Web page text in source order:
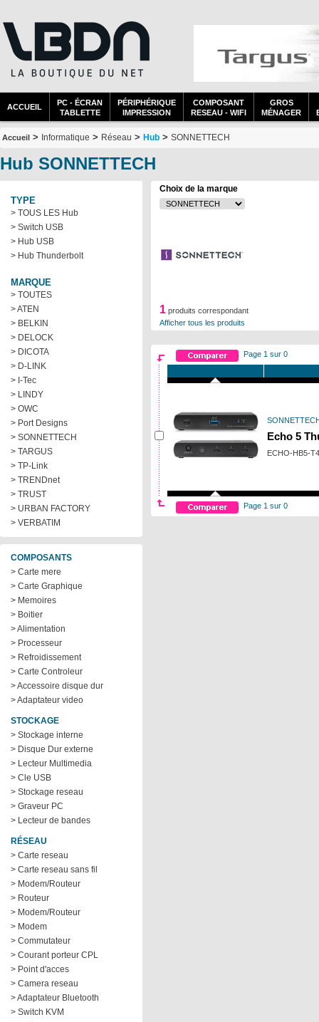
ACCUEIL
PC - ÉCRAN
TABLETTE
PÉRIPHÉRIQUE
IMPRESSION
COMPOSANT
RESEAU - WIFI
GROS
MÉNAGER
Accueil > Informatique > Réseau > Hub > SONNETTECH
Hub SONNETTECH
TYPE
> TOUS LES Hub
> Switch USB
> Hub USB
> Hub Thunderbolt
MARQUE
> TOUTES
> ATEN
> BELKIN
> DELOCK
> DICOTA
> D-LINK
> I-Tec
> LINDY
> OWC
> Port Designs
> SONNETTECH
> TARGUS
> TP-Link
> TRENDnet
> TRUST
> URBAN FACTORY
> VERBATIM
COMPOSANTS
> Carte mere
> Carte Graphique
> Memoires
> Boitier
> Alimentation
> Processeur
> Refroidissement
> Carte Controleur
> Accessoire disque dur
> Adaptateur video
STOCKAGE
> Stockage interne
> Disque Dur externe
> Lecteur Multimedia
> Cle USB
> Stockage reseau
> Graveur PC
> Lecteur de bandes
RÉSEAU
> Carte reseau
> Carte reseau sans fil
> Modem/Routeur
> Routeur
> Modem/Routeur
> Modem
> Commutateur
> Courant porteur CPL
> Point d'acces
> Camera reseau
> Adaptateur Bluetooth
> Switch KVM
Choix de la marque
1 produits correspondant
Afficher tous les produits
Page 1 sur 0
Echo 5
ECHO-HB5-T4
Page 1 sur 0